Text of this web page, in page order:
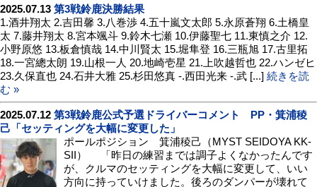
2025.07.13 第3戦鈴鹿決勝結果
1.酒井翔太 2.吉田馨 3.八巻渉 4.五十嵐文太郎 5.永原蒼翔 6.土橋皇
太 7.藤井翔太 8.宮本颯斗 9.鈴木七瀬 10.伊藤聖七 11.東慎之介 12.
小野原悠 13.板倉慎哉 14.中川賢太 15.堀隼登 16.三瓶旭 17.古里拓
18.一宮總太朗 19.山根一人 20.地崎壱星 21.上吹越哲也 22.ハンゼヒ
23.久保直也 24.石井大雅 25.杉田悠真 -.西田光来 -.武 [...] 続きを読
む »
2025.07.12 第3戦鈴鹿公式予選ドライバーコメント PP・箕浦稜
己「セッティングを大幅に変更した」
ポールポジション 箕浦稜己（MYST SEIDOYA KK-
SII） 「昨日の練習までは調子よくなかったんです
が、クルマのセッティングを大幅に変更して、いい
方向に持っていけました。後ろのダンパーが壊れて